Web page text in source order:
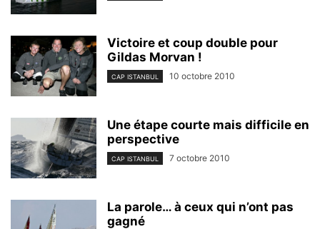
Victoire et coup double pour
Gildas Morvan !
CAP ISTANBUL 10 octobre 2010
Une étape courte mais difficile en
perspective
CAP ISTANBUL 7 octobre 2010
La parole… à ceux qui n’ont pas
gagné